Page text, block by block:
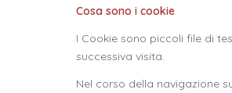
Cosa sono i cookie
I Cookie sono piccoli file di
successiva visita.
Nel corso della navigazione